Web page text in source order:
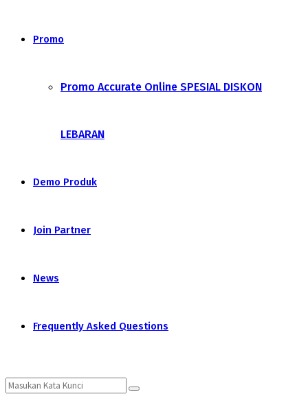
Promo
Promo Accurate Online SPESIAL DISKON
LEBARAN
Demo Produk
Join Partner
News
Frequently Asked Questions
Search
Search